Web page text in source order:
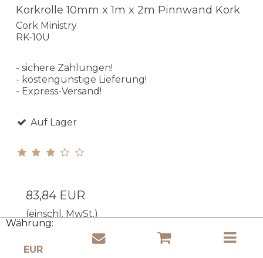
Währung:
Korkrolle 10mm x 1m x 2m Pinnwand Kork
Cork Ministry
RK-10U
- sichere Zahlungen!
- kostengünstige Lieferung!
- Express-Versand!
Auf Lager
83,84 EUR
(einschl. MwSt.)
Produkt anzeigen